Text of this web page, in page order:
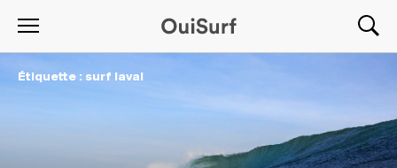
Étiquette : surf laval